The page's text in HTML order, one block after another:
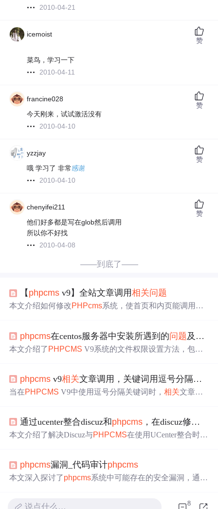
2010-04-21
icemoist
菜鸟，学习一下
2010-04-11
赞
francine028
今天刚来，试试激活没有
2010-04-10
赞
yzzjay
哦 学习了 非常感谢
2010-04-10
赞
chenyifei211
他们好多都是写在glob然后调用
所以你不好找
2010-04-08
赞
——到底了——
【 phpcms v9】全站文章调用相关问题
本文介绍如何修改PHPcms系统，使首页和内页能调用全
phpcms在centos服务器中安装所遇到的问题及 相关
本文介绍了 PHPCMS V9系统的文件权限设置方法，包括
phpcms v9相关文章调用，关键词用逗号分隔时结果为空的解决办法
当在PHPCMS V9中使用逗号分隔关键词时，相关文章调
码中使用空格分隔的逻辑改为同时考虑逗号和空格，以确
保从火车头采集的数据也能正确匹配相关文章。
通过ucenter整合discuz和phpcms ，在discuz修改用户密码，ucenter通知失败，
本文介绍了解决Discuz与PHPCMS在使用UCenter整合时出
phpcms漏洞_代码审计phpcms
本文深入探讨了phpcms系统中可能存在的安全漏洞，通过
说点什么… 8